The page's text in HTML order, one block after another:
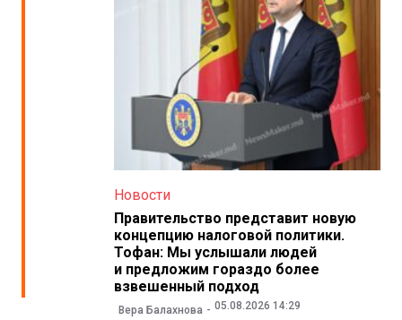
Новости
Правительство представит новую
концепцию налоговой политики.
Тофан: Мы услышали людей
и предложим гораздо более
взвешенный подход
Вера Балахнова 05.08.2026 14:29